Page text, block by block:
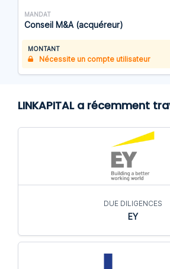
MANDAT
Conseil M&A (acquéreur)
MONTANT
Nécessite un compte utilisateur
LINKAPITAL a récemment
DUE DILIGENCES
EY